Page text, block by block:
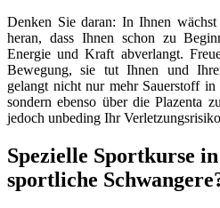
Denken Sie daran: In Ihnen wächst
heran, dass Ihnen schon zu
Energie und Kraft abverlangt.
Bewegung, sie tut Ihnen und
gelangt nicht nur mehr Sauerstoff
sondern ebenso über die Plazenta
jedoch unbeding Ihr
Spezielle Sportkurse
sportliche